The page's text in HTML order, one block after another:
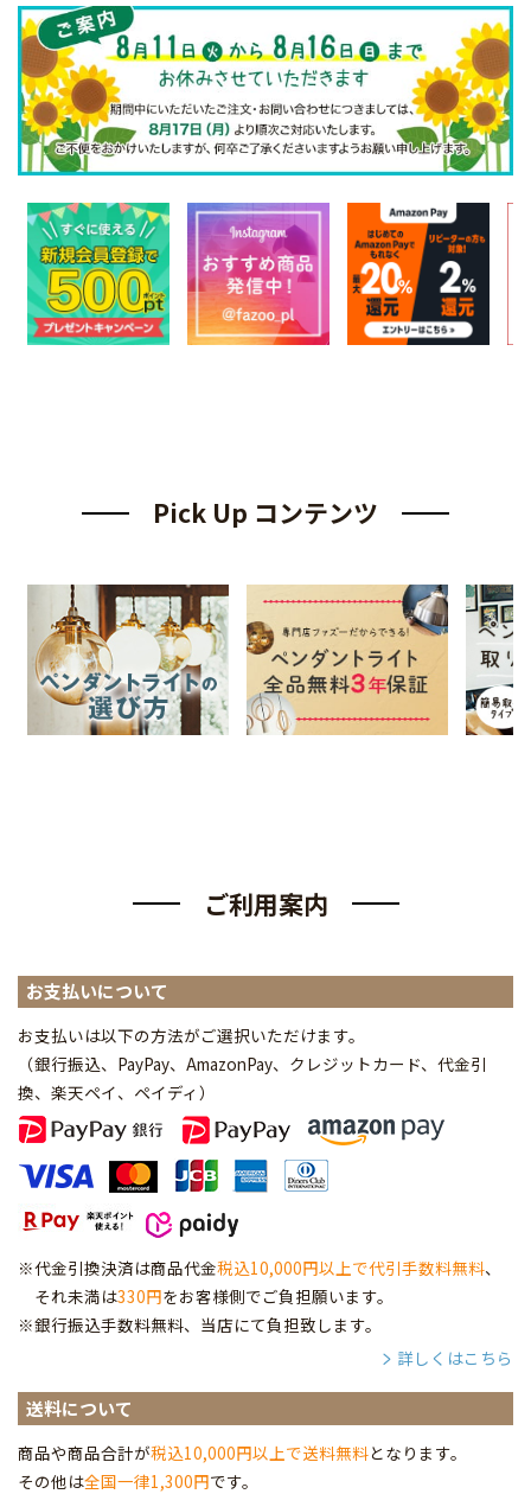
Pick Up コンテンツ
ご利用案内
お支払いについて
お支払いは以下の方法がご選択いただけます。
（銀行振込、PayPay、AmazonPay、クレジットカード、代金引
換、楽天ペイ、ペイディ ）
※代金引換決済は商品代金税込10,000円以上で代引手数料無料、
それ未満は330円をお客様側でご負担願います。
※銀行振込手数料無料、当店にて負担致します。
詳しくはこちら
送料について
商品や商品合計が税込10,000円以上で送料無料となります。
その他は全国一律1,300円です。